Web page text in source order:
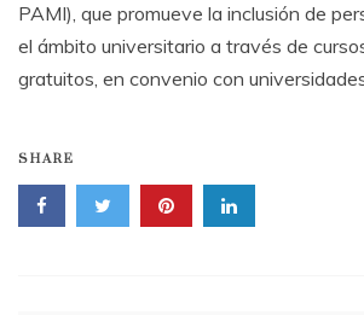
PAMI), que promueve la inclusión de
el ámbito universitario a través de
gratuitos, en convenio con
SHARE